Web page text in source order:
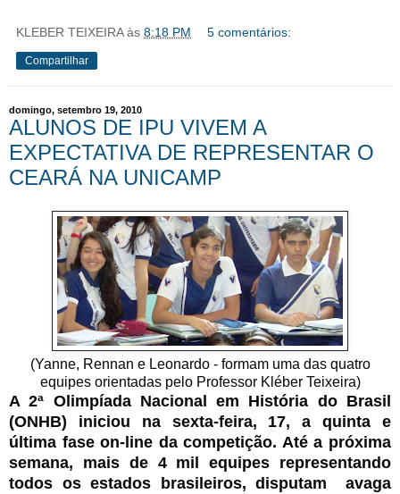
KLEBER TEIXEIRA às 8:18 PM 5 comentários:
Compartilhar
domingo, setembro 19, 2010
ALUNOS DE IPU VIVEM A
EXPECTATIVA DE REPRESENTAR O
CEARÁ NA UNICAMP
(Yanne, Rennan e Leonardo - formam uma das quatro
equipes orientadas pelo Professor Kléber Teixeira)
A 2ª Olimpíada Nacional em História do Brasil
(ONHB) iniciou na sexta-feira, 17, a quinta e
última fase on-line da competição. Até a próxima
semana, mais de 4 mil equipes representando
todos os estados brasileiros, disputam avaga